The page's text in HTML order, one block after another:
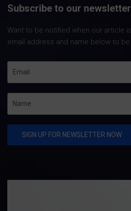
Subscribe to our newsletter
Want to be notified when our article
email address and name below to